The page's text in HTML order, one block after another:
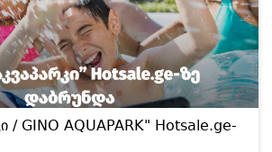
/ GINO AQUAPARK" Hotsale.ge-